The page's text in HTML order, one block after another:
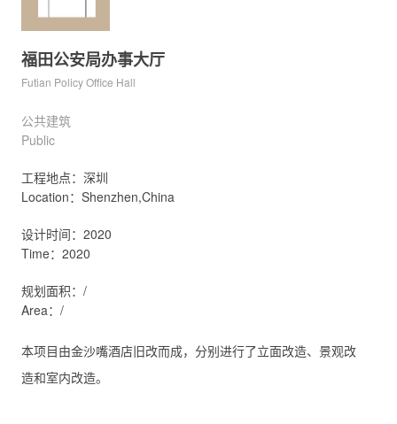
福田公安局办事大厅
Futian Policy Office Hall
公共建筑
Public
工程地点：深圳
Location：Shenzhen,China
设计时间：2020
Time：2020
规划面积：/
Area：/
本项目由金沙嘴酒店旧改而成，分别进行了立面改造、景观改
造和室内改造。